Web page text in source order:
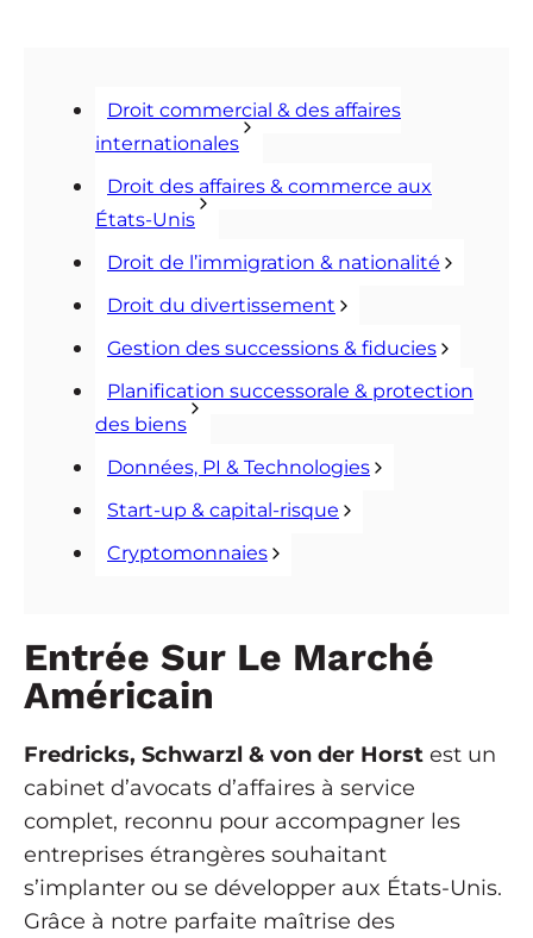
Droit commercial & des affaires
internationales
Droit des affaires & commerce aux
États-Unis
Droit de l’immigration & nationalité
Droit du divertissement
Gestion des successions & fiducies
Planification successorale & protection
des biens
Données, PI & Technologies
Start-up & capital-risque
Cryptomonnaies
Entrée Sur Le Marché
Américain
Fredricks, Schwarzl & von der Horst est un
cabinet d’avocats d’affaires à service
complet, reconnu pour accompagner les
entreprises étrangères souhaitant
s’implanter ou se développer aux États-Unis.
Grâce à notre parfaite maîtrise des